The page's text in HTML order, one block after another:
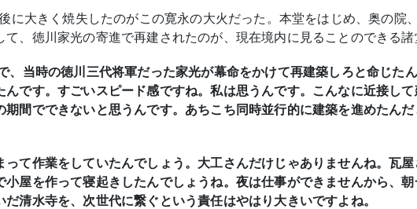
に大きく焼失したのがこの寛永の大火だった。本堂をはじめ、奥の院
、徳川家光の寄進で再建されたのが、現在境内に見ることのできる諸
、当時の徳川三代将軍だった家光が幕命をかけて再建築しろと命じた
です。すごいスピード感ですね。私は思うんです。こんなに近接し
間でできないと思うんです。あちこち同時並行的に建築を進めたん
て作業をしていたんでしょう。大工さんだけじゃありませんね。瓦
屋を作って寝起きしたんでしょうね。夜は仕事ができませんから、
清水寺を、次世代に繋ぐという責任はやはり大きいですよね。